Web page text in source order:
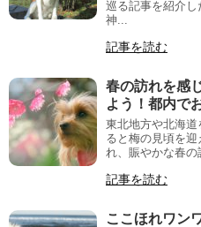
巡る記事を紹介
神...
記事を読む
春の訪れを感
よう！都内で
東北地方や北海
ると梅の見頃を
れ、賑やかな春の
記事を読む
ここほれワン